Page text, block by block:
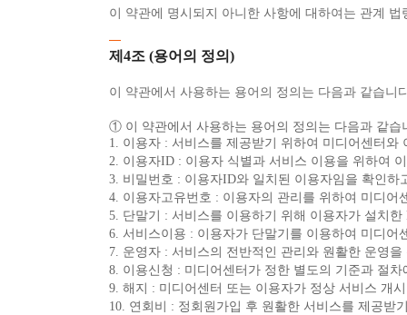
이 약관에 명시되지 아니한 사항에 대하여는 관계
제4조 (용어의 정의)
이 약관에서 사용하는 용어의 정의는 다음과 같습니
① 이 약관에서 사용하는 용어의 정의는 다음과 같습
1. 이용자 : 서비스를 제공받기 위하여 미디어센터와
2. 이용자ID : 이용자 식별과 서비스 이용을 위하여
3. 비밀번호 : 이용자ID와 일치된 이용자임을 확인
4. 이용자고유번호 : 이용자의 관리를 위하여 미디
5. 단말기 : 서비스를 이용하기 위해 이용자가 설치
6. 서비스이용 : 이용자가 단말기를 이용하여 미디
7. 운영자 : 서비스의 전반적인 관리와 원활한 운영
8. 이용신청 : 미디어센터가 정한 별도의 기준과 절
9. 해지 : 미디어센터 또는 이용자가 정상 서비스 개
10. 연회비 : 정회원가입 후 원활한 서비스를 제공받